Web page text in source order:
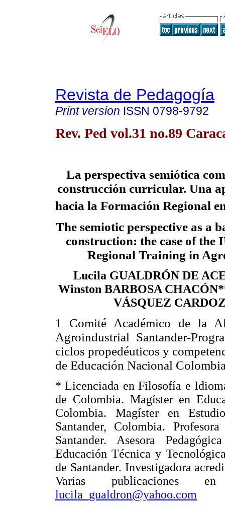
Revista de Pedagogía
Print version ISSN 0798-9792
Rev. Ped vol.31 no.89
La perspectiva semiótica
construcción curricular. Una
hacia la Formación Regional
The semiotic perspective as a
construction: the case of the
Regional Training in
Lucila GUALDRÓN DE
Winston BARBOSA
VÁSQUEZ
1 Comité Académico de la
Agroindustrial Santander-
ciclos propedéuticos y
de Educación Nacional
* Licenciada en Filosofía e
de Colombia. Magíster en
Colombia. Magíster en
Santander, Colombia.
Santander. Asesora
Educación Técnica y
de Santander. Investigadora
Varias publicaciones
lucila_gualdron@yahoo.com